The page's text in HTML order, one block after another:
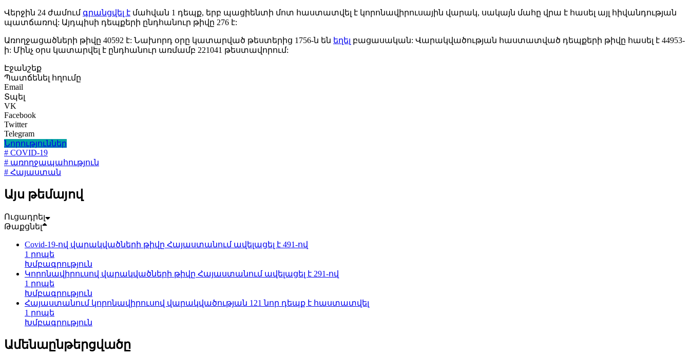
Վերջին 24 ժամում գրանցվել է մահվան 1 դեպք, երբ պացիենտի մոտ հաստատվել է կորոնավիրուսային վարակ, սակայն մահը վրա է հասել այլ հիվանդության
պատճառով: Այդպիսի դեպքերի ընդհանուր թիվը 276 է:
Առողջացածների թիվը 40592 է: Նախորդ օրը կատարված թեստերից 1756-ն են եղել բացասական: Վարակվածության հաստատված դեպքերի թիվը հասել է 44953-
ի: Մինչ օրս կատարվել է ընդհանուր առմամբ 221041 թեստավորում:
Էջանշեք
Պատճենել հղումը
Email
Տպել
VK
Facebook
Twitter
Telegram
Նորություններ
# COVID-19
# առողջապահություն
# Հայաստան
Այս թեմայով
Ուցադրել
Թաքցնել
Covid-19-ով վարակվածների թիվը Հայաստանում ավելացել է 491-ով
1 րոպե
Խմբագրություն
Կորոնավիրուսով վարակվածների թիվը Հայաստանում ավելացել է 291-ով
1 րոպե
Խմբագրություն
Հայաստանում կորոնավիրուսով վարակվածության 121 նոր դեպք է հաստատվել
1 րոպե
Խմբագրություն
Ամենաընթերցվածը